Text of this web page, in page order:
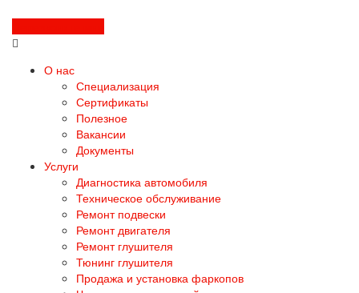
О нас
Специализация
Сертификаты
Полезное
Вакансии
Документы
Услуги
Диагностика автомобиля
Техническое обслуживание
Ремонт подвески
Ремонт двигателя
Ремонт глушителя
Тюнинг глушителя
Продажа и установка фаркопов